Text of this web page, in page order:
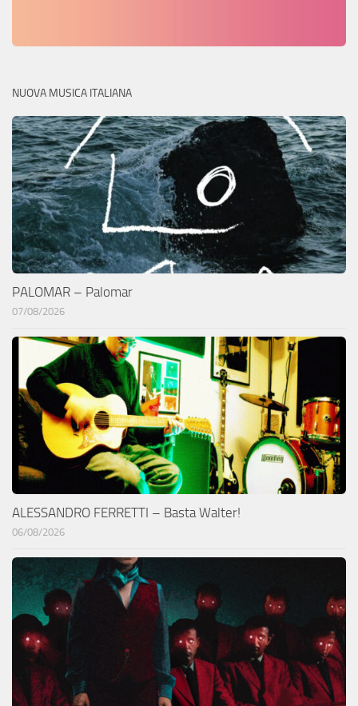
NUOVA MUSICA ITALIANA
PALOMAR – Palomar
07/08/2026
ALESSANDRO FERRETTI – Basta Walter!
06/08/2026